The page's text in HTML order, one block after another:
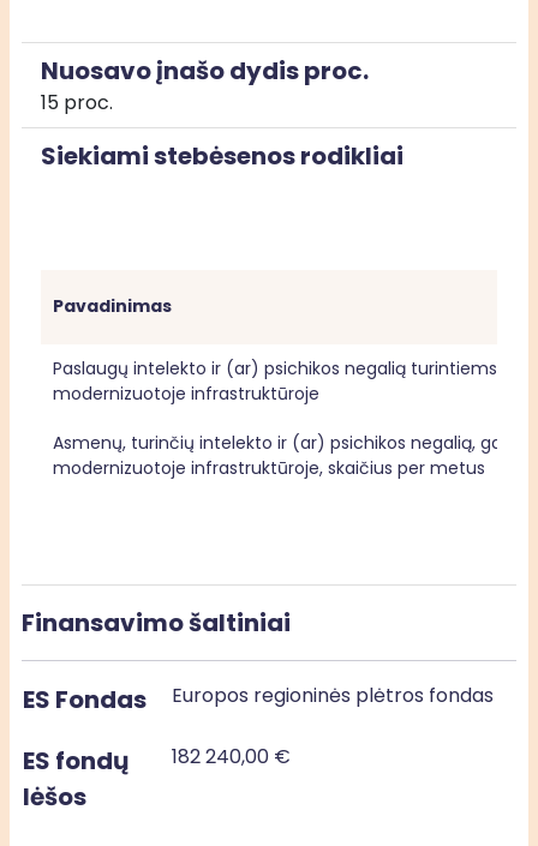
Nuosavo įnašo dydis proc.
15 proc.
Siekiami stebėsenos rodikliai
Pavadinimas
Paslaugų intelekto ir (ar) psichikos negalią turintiems
modernizuotoje infrastruktūroje
Asmenų, turinčių intelekto ir (ar) psichikos negalią,
modernizuotoje infrastruktūroje, skaičius per metus
Finansavimo šaltiniai
ES Fondas Europos regioninės plėtros fondas
ES fondų
lėšos
182 240,00 €